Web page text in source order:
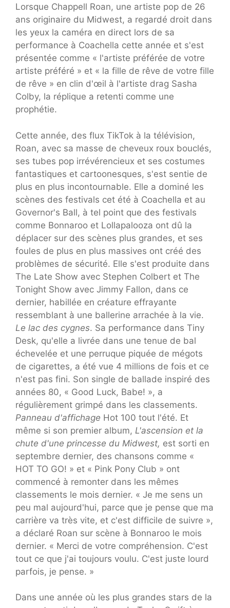
Lorsque Chappell Roan, une artiste pop de 26
ans originaire du Midwest, a regardé droit dans
les yeux la caméra en direct lors de sa
performance à Coachella cette année et s'est
présentée comme « l'artiste préférée de votre
artiste préféré » et « la fille de rêve de votre fille
de rêve » en clin d'œil à l'artiste drag Sasha
Colby, la réplique a retenti comme une
prophétie.
Cette année, des flux TikTok à la télévision,
Roan, avec sa masse de cheveux roux bouclés,
ses tubes pop irrévérencieux et ses costumes
fantastiques et cartoonesques, s'est sentie de
plus en plus incontournable. Elle a dominé les
scènes des festivals cet été à Coachella et au
Governor's Ball, à tel point que des festivals
comme Bonnaroo et Lollapalooza ont dû la
déplacer sur des scènes plus grandes, et ses
foules de plus en plus massives ont créé des
problèmes de sécurité. Elle s'est produite dans
The Late Show avec Stephen Colbert et The
Tonight Show avec Jimmy Fallon, dans ce
dernier, habillée en créature effrayante
ressemblant à une ballerine arrachée à la vie.
Le lac des cygnes. Sa performance dans Tiny
Desk, qu'elle a livrée dans une tenue de bal
échevelée et une perruque piquée de mégots
de cigarettes, a été vue 4 millions de fois et ce
n'est pas fini. Son single de ballade inspiré des
années 80, « Good Luck, Babe! », a
régulièrement grimpé dans les classements.
Panneau d'affichage Hot 100 tout l'été. Et
même si son premier album, L'ascension et la
chute d'une princesse du Midwest, est sorti en
septembre dernier, des chansons comme «
HOT TO GO! » et « Pink Pony Club » ont
commencé à remonter dans les mêmes
classements le mois dernier. « Je me sens un
peu mal aujourd'hui, parce que je pense que ma
carrière va très vite, et c'est difficile de suivre »,
a déclaré Roan sur scène à Bonnaroo le mois
dernier. « Merci de votre compréhension. C'est
tout ce que j'ai toujours voulu. C'est juste lourd
parfois, je pense. »
Dans une année où les plus grandes stars de la